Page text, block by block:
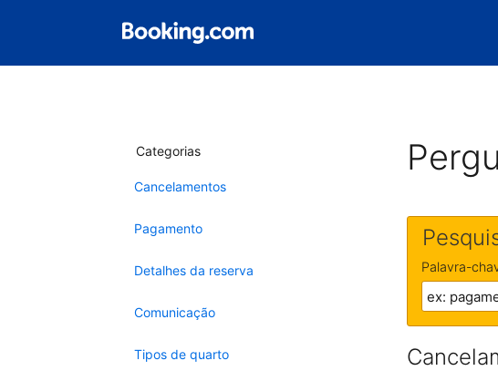
Categorias
Cancelamentos
Pagamento
Detalhes da reserva
Comunicação
Tipos de quarto
Palavra-